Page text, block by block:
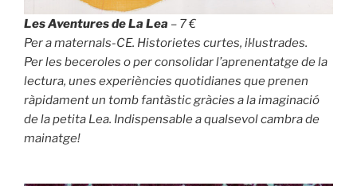
Les Aventures de La Lea – 7 €
Per a maternals-CE. Historietes curtes, il·lustrades.
Per les beceroles o per consolidar l’aprenentatge de la
lectura, unes experiències quotidianes que prenen
ràpidament un tomb fantàstic gràcies a la imaginació
de la petita Lea. Indispensable a qualsevol cambra de
mainatge!